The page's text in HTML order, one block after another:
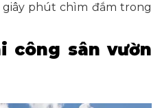
phút chìm đắm trong
công sân vườn